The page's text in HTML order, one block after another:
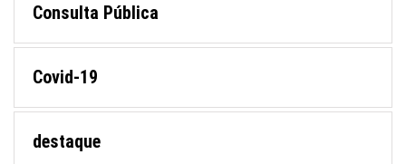
Consulta Pública
Covid-19
destaque